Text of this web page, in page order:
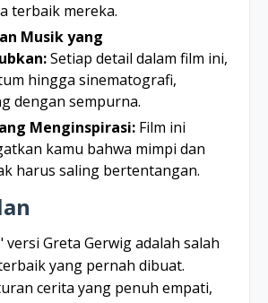
terbaik mereka.
Musik yang
Setiap detail dalam film ini,
hingga sinematografi,
dengan sempurna.
Menginspirasi: Film ini
kamu bahwa mimpi dan
harus saling bertentangan.
Greta Gerwig adalah salah
yang pernah dibuat.
cerita yang penuh empati,